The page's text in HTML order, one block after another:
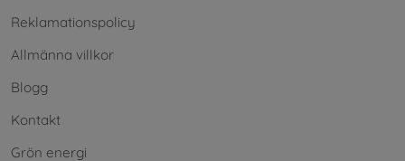
Reklamationspolicy
Allmänna villkor
Blogg
Kontakt
Grön energi